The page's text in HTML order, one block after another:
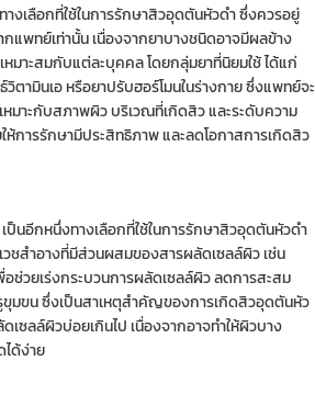
งเลือกที่ใช้ในการรักษาสิวอุดตันหัวดำ ซึ่งควรอยู่
แพทย์เท่านั้น เนื่องจากยาบางชนิดอาจมีผลข้าง
หมาะสมกับแต่ละบุคคล โดยกลุ่มยาที่นิยมใช้ ได้แก่
ตามินเอ หรือยาปรับฮอร์โมนในร่างกาย ซึ่งแพทย์จะ
มาะกับสภาพผิว บริเวณที่เกิดสิว และระดับความ
การรักษามีประสิทธิภาพ และลดโอกาสการเกิดสิว
นอีกหนึ่งทางเลือกที่ใช้ในการรักษาสิวอุดตันหัวดำ
วชสำอางที่มีส่วนผสมของสารผลัดเซลล์ผิว เช่น
อช่วยเร่งกระบวนการผลัดเซลล์ผิว ลดการสะสม
ขุมขน ซึ่งเป็นสาเหตุสำคัญของการเกิดสิวอุดตันหัว
ซลล์ผิวบ่อยเกินไป เนื่องจากอาจทำให้ผิวบาง
ได้ง่าย